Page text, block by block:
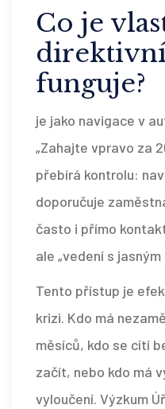
Co je
funguje?
je jako navigace v
„Zahajte vpravo za
přebírá kontrolu:
doporučuje
často i přímo
ale „vedení s jasným
Tento přístup je
krizi. Kdo má
měsíců, kdo se cítí
začít, nebo kdo má
vyloučení. Výzkum